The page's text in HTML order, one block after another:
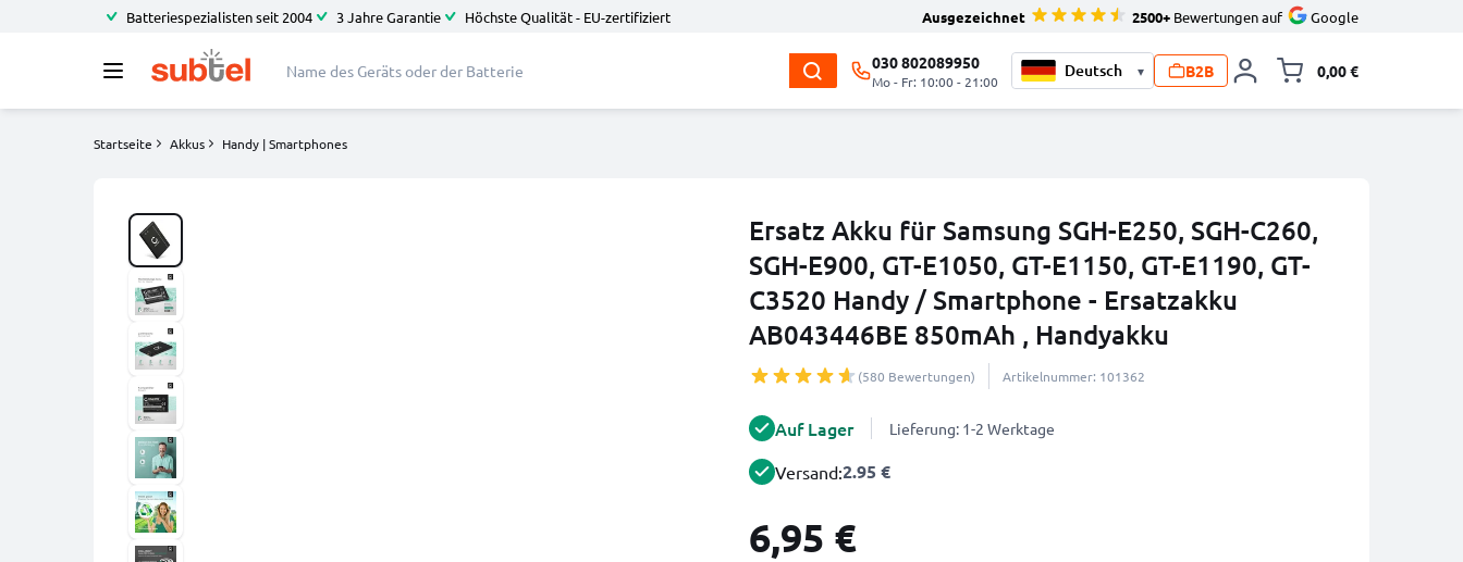
Batteriespezialisten seit 2004 3 Jahre Garantie Höchste Qualität - EU-zertifiziert Ausgezeichnet 2500+ Bewertungen auf Google
030 802089950
Mo - Fr: 10:00 - 21:00
▾ B2B 0,00 €
Startseite Akkus Handy | Smartphones
Ersatz Akku für Samsung SGH-E250, SGH-C260,
SGH-E900, GT-E1050, GT-E1150, GT-E1190, GT-
C3520 Handy / Smartphone - Ersatzakku
AB043446BE 850mAh , Handyakku
(580 Bewertungen) Artikelnummer: 101362
Auf Lager Lieferung: 1-2 Werktage
Versand:2.95 €
6,95 €